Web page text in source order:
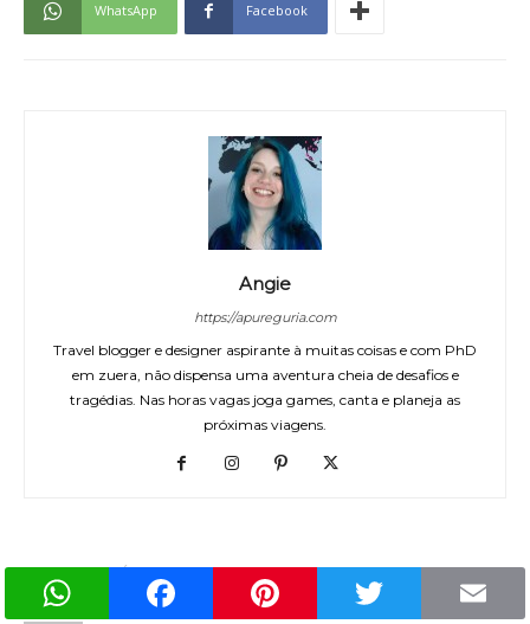
WhatsApp Facebook
Angie
https://apureguria.com
Travel blogger e designer aspirante à muitas coisas e com PhD
em zuera, não dispensa uma aventura cheia de desafios e
tragédias. Nas horas vagas joga games, canta e planeja as
próximas viagens.
14 COMENTÁRIOS
WhatsApp Facebook Pinterest Twitter